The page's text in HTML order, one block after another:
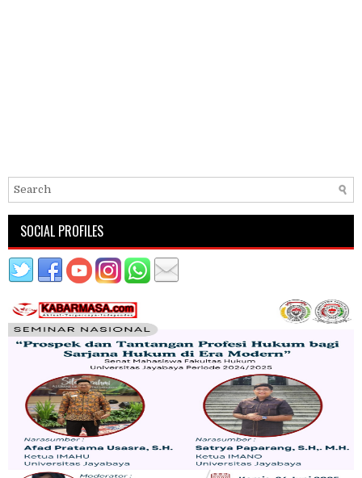
SOCIAL PROFILES